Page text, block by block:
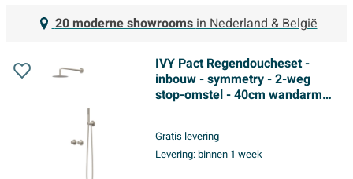
IVY Pact Regendoucheset -
inbouw - symmetry - 2-weg
stop-omstel - 40cm wandarm -
doucheslang - 3-standen
handdouche - Geborsteld
Gratis levering
Levering:binnen 1 week
20 moderne showroomsin Nederland & België